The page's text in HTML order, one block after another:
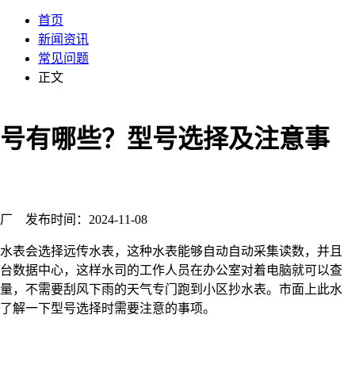
首页
新闻资讯
常见问题
正文
有哪些？型号选择及注意事
发布时间：2024-11-08
会选择远传水表，这种水表能够自动自动采集读数，并且
数据中心，这样水司的工作人员在办公室对着电脑就可以查
，不需要刮风下雨的天气专门跑到小区抄水表。市面上此水
解一下型号选择时需要注意的事项。